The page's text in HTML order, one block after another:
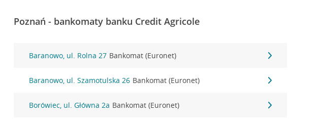
Poznań - bankomaty banku Credit Agricole
Baranowo, ul. Rolna 27 Bankomat (Euronet)
Baranowo, ul. Szamotulska 26 Bankomat (Euronet)
Borówiec, ul. Główna 2a Bankomat (Euronet)